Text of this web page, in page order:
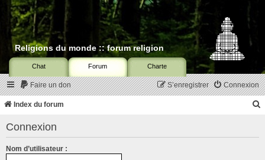
Religions du monde :: forum religion
Chat Forum Charte
Faire un don Connexion
S’enregistrer
Index du forum
Connexion
Nom d’utilisateur :